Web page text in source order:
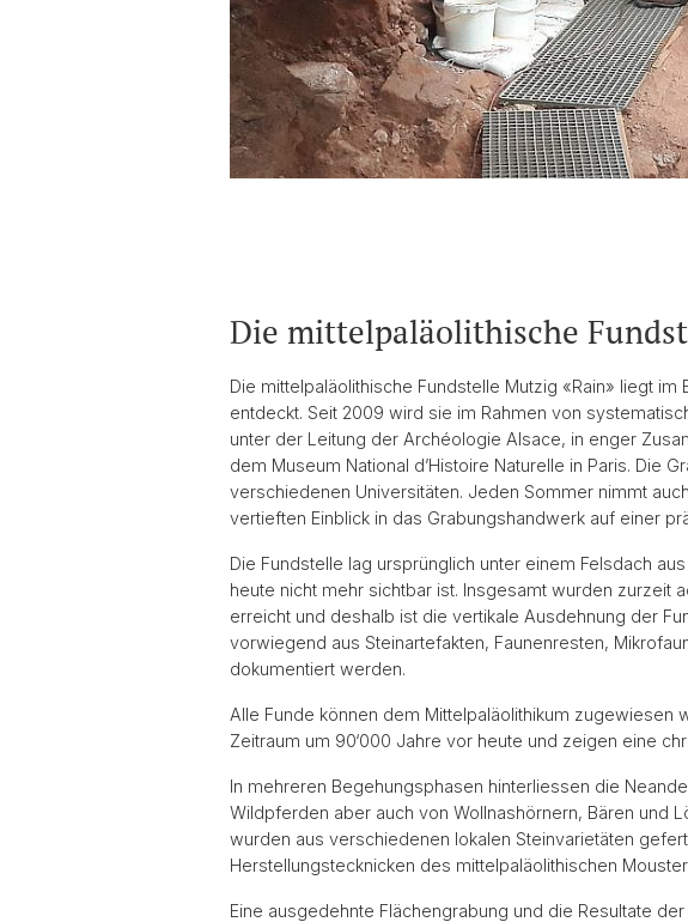
Die mittelpaläolithische
Die mittelpaläolithische Fundstelle Mutzig «Rain» liegt
entdeckt. Seit 2009 wird sie im Rahmen von
unter der Leitung der Archéologie Alsace, in enger
dem Museum National d’Histoire Naturelle in Paris. Die
verschiedenen Universitäten. Jeden Sommer nimmt
vertieften Einblick in das Grabungshandwerk auf einer
Die Fundstelle lag ursprünglich unter einem Felsdach
heute nicht mehr sichtbar ist. Insgesamt wurden zurzeit
erreicht und deshalb ist die vertikale Ausdehnung der
vorwiegend aus Steinartefakten, Faunenresten,
dokumentiert werden.
Alle Funde können dem Mittelpaläolithikum zugewiesen
Zeitraum um 90‘000 Jahre vor heute und zeigen eine
In mehreren Begehungsphasen hinterliessen die
Wildpferden aber auch von Wollnashörnern, Bären und
wurden aus verschiedenen lokalen Steinvarietäten
Herstellungstecknicken des mittelpaläolithischen
Eine ausgedehnte Flächengrabung und die Resultate